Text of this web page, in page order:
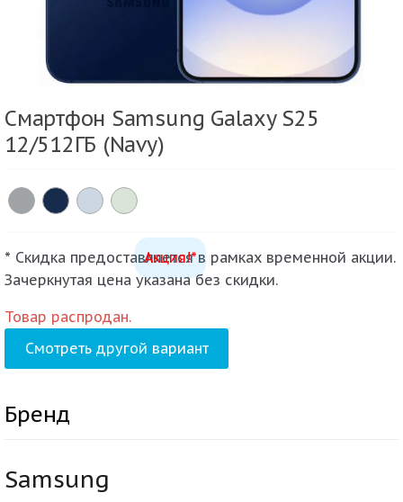
Смартфон Samsung Galaxy S25
12/512ГБ (Navy)
Акция!*
* Скидка предоставляется в рамках временной акции.
Зачеркнутая цена указана без скидки.
Товар распродан.
Смотреть другой вариант
Бренд
Samsung